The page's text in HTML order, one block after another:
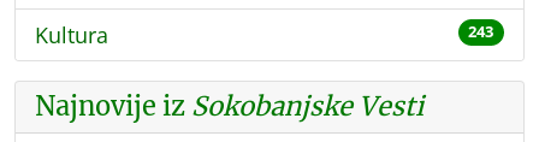
Kultura 243
Najnovije iz Sokobanjske Vesti